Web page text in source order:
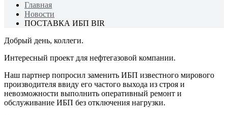
Главная
Новости
ПОСТАВКА ИБП BIR
Добрый день, коллеги.
Интересный проект для нефтегазовой компании.
Наш партнер попросил заменить ИБП известного мирового
производителя ввиду его частого выхода из строя и
невозможности выполнить оперативный ремонт и
обслуживание ИБП без отключения нагрузки.